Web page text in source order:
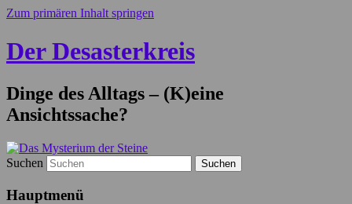
Zum primären Inhalt springen
Der Desasterkreis
Dinge des Alltags – (K)eine
Ansichtssache?
Suchen
Hauptmenü